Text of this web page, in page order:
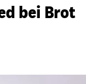
bei Brot